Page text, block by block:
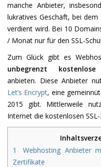
manche Anbieter,
lukratives Geschäft, bei
verdient wird. Bei 10
/ Monat nur für den SSL-
Zum Glück gibt es
unbegrenzt kostenlose
anbieten. Diese Anbieter
Let’s Encrypt, eine
2015 gibt. Mittlerweile
Internet die kostenlosen
1
Webhosting Anbieter
Zertifikate